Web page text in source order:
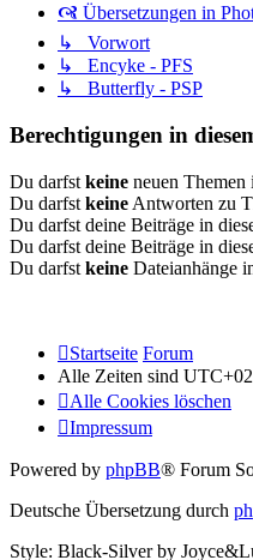
🙧 Übersetzungen in
↳ Vorwort
↳ Encyke - PFS
↳ Butterfly - PSP
Berechtigungen in
Du darfst keine neuen Themen
Du darfst keine Antworten zu
Du darfst deine Beiträge in
Du darfst deine Beiträge in
Du darfst keine Dateianhänge
Startseite Forum
Alle Zeiten sind
Alle Cookies löschen
Impressum
Powered by phpBB® Forum
Deutsche Übersetzung durch
Style: Black-Silver by